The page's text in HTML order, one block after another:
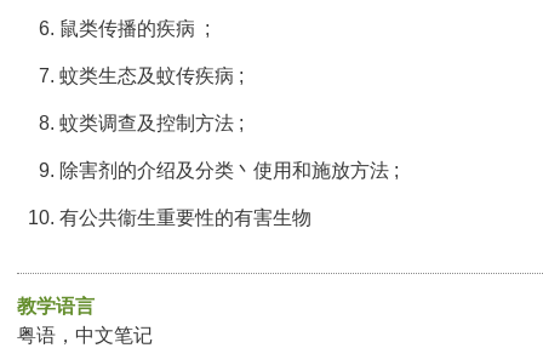
鼠类传播的疾病 ;
蚊类生态及蚊传疾病 ;
蚊类调查及控制方法 ;
除害剂的介绍及分类丶使用和施放方法 ;
有公共衞生重要性的有害生物
教学语言
粤语，中文笔记